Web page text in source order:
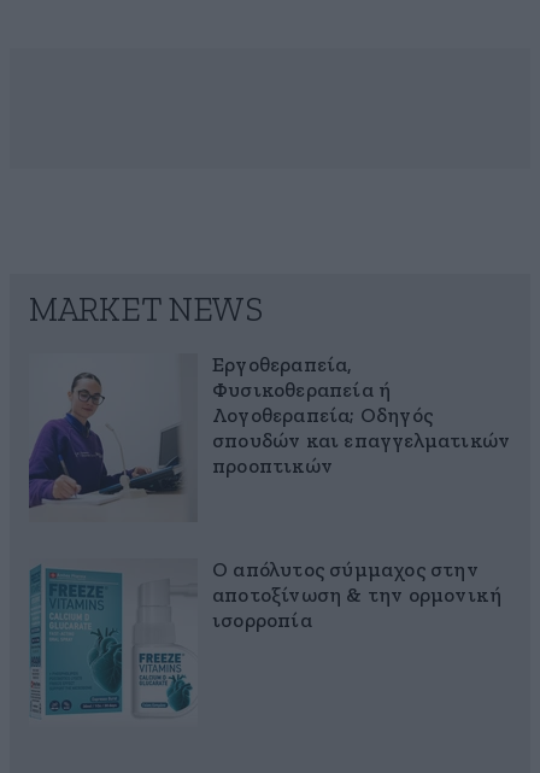
MARKET NEWS
Εργοθεραπεία,
Φυσικοθεραπεία ή
Λογοθεραπεία; Οδηγός
σπουδών και επαγγελματικών
προοπτικών
Ο απόλυτος σύμμαχος στην
αποτοξίνωση & την ορμονική
ισορροπία